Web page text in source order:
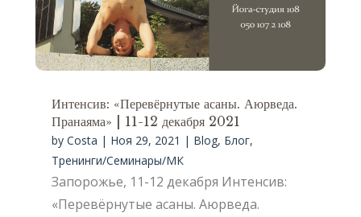
Интенсив: «Перевёрнутые асаны. Аюрведа.
Пранаяма» | 11-12 декабря 2021
by Costa | Ноя 29, 2021 | Blog, Блог,
Тренинги/Семинары/МК
Запорожье, 11-12 декабря Интенсив:
«Перевёрнутые асаны. Аюрведа.